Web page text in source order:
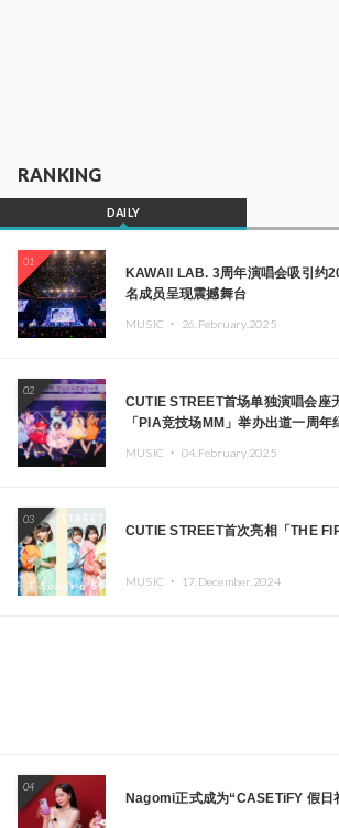
RANKING
DAILY
01
KAWAII LAB. 3周年演唱会吸引约
名成员呈现震撼舞台
MUSIC ・ 26.February.2025
02
CUTIE STREET首场单独演唱会座
「PIA竞技场MM」举办出道一周年
MUSIC ・ 04.February.2025
03
CUTIE STREET首次亮相「THE
MUSIC ・ 17.December.2024
04
Nagomi正式成为“CASETiFY 假日